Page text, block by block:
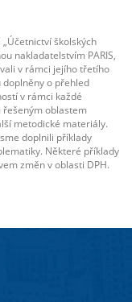
školských
nakladatelstvím PARIS,
v rámci jejího třetího
doplněny o přehled
v rámci každé
řešeným oblastem
metodické materiály.
doplnili příklady
Některé příklady
změn v oblasti DPH.